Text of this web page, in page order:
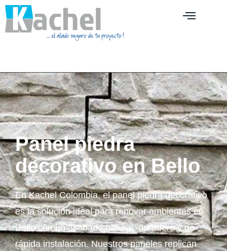
Panel piedra
decorativo en Bello
En Kachel Colombia, el panel piedra decorativo
es la solución ideal para renovar ambientes en
Bello con un acabado natural, duradero y de
rápida instalación. Nuestros paneles replican